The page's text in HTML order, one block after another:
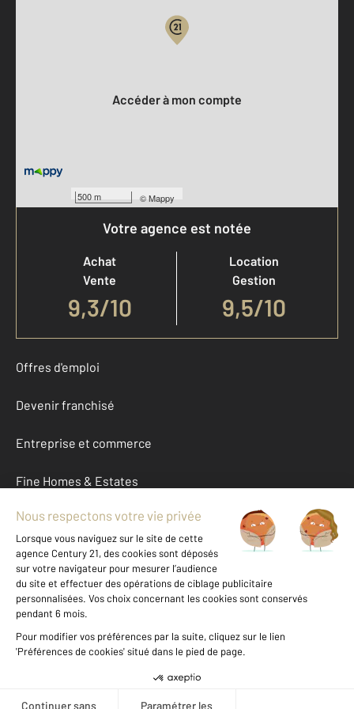
500 m ©Mappy
Accéder à mon compte
Votre agence est notée
Achat
Vente
9,3/10
Location
Gestion
9,5/10
Offres d'emploi
Devenir franchisé
Entreprise et commerce
Fine Homes & Estates
À propos
International
Nous contacter
Données personnelles